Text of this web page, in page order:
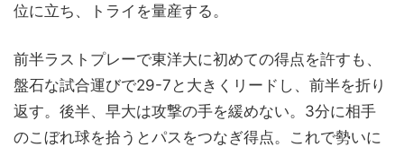
位に立ち、トライを量産する。
前半ラストプレーで東洋大に初めての得点を許すも、
盤石な試合運びで29-7と大きくリードし、前半を折り
返す。後半、早大は攻撃の手を緩めない。3分に相手
のこぼれ球を拾うとパスをつなぎ得点。これで勢いに